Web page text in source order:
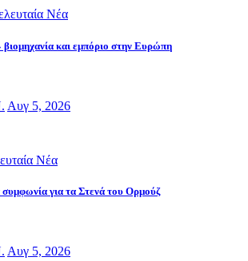
Νέα
και εμπόριο στην Ευρώπη
Αυγ 5, 2026
Νέα
για τα Στενά του Ορμούζ
Αυγ 5, 2026